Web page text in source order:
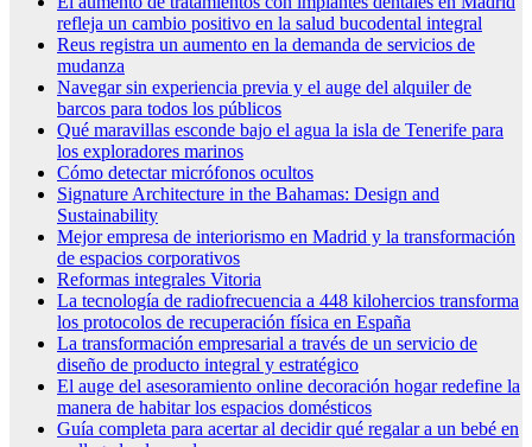
refleja un cambio positivo en la salud bucodental integral
Reus registra un aumento en la demanda de servicios de
mudanza
Navegar sin experiencia previa y el auge del alquiler de
barcos para todos los públicos
Qué maravillas esconde bajo el agua la isla de Tenerife para
los exploradores marinos
Cómo detectar micrófonos ocultos
Signature Architecture in the Bahamas: Design and
Sustainability
Mejor empresa de interiorismo en Madrid y la transformación
de espacios corporativos
Reformas integrales Vitoria
La tecnología de radiofrecuencia a 448 kilohercios transforma
los protocolos de recuperación física en España
La transformación empresarial a través de un servicio de
diseño de producto integral y estratégico
El auge del asesoramiento online decoración hogar redefine la
manera de habitar los espacios domésticos
Guía completa para acertar al decidir qué regalar a un bebé en